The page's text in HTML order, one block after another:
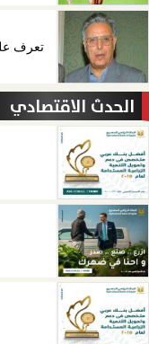
تعرف
الحدث الاقتصادي